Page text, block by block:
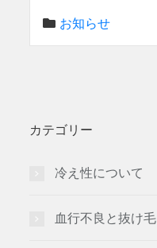
お知らせ
カテゴリー
冷え性について
血行不良と抜け毛